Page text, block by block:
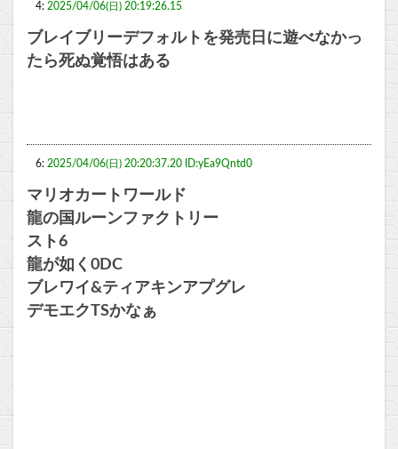
4: 2025/04/06(日) 20:19:26.15
ブレイブリーデフォルトを発売日に遊べなかっ
たら死ぬ覚悟はある
6: 2025/04/06(日) 20:20:37.20 ID:yEa9Qntd0
マリオカートワールド
龍の国ルーンファクトリー
スト6
龍が如く0DC
ブレワイ&ティアキンアプグレ
デモエクTSかなぁ